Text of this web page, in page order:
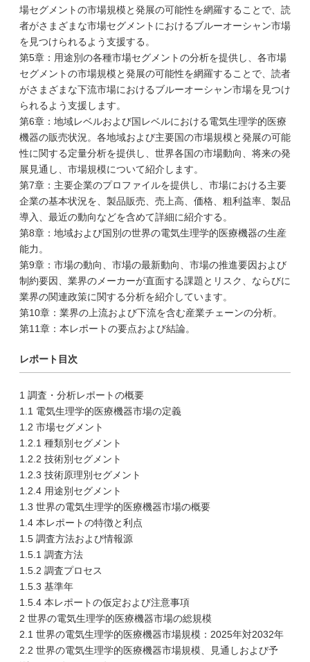
場セグメントの市場規模と発展の可能性を網羅することで、読
者がさまざまな市場セグメントにおけるブルーオーシャン市場
を見つけられるよう支援する。
第5章：用途別の各種市場セグメントの分析を提供し、各市場
セグメントの市場規模と発展の可能性を網羅することで、読者
がさまざまな下流市場におけるブルーオーシャン市場を見つけ
られるよう支援します。
第6章：地域レベルおよび国レベルにおける電気生理学的医療
機器の販売状況。各地域および主要国の市場規模と発展の可能
性に関する定量分析を提供し、世界各国の市場動向、将来の発
展見通し、市場規模について紹介します。
第7章：主要企業のプロファイルを提供し、市場における主要
企業の基本状況を、製品販売、売上高、価格、粗利益率、製品
導入、最近の動向などを含めて詳細に紹介する。
第8章：地域および国別の世界の電気生理学的医療機器の生産
能力。
第9章：市場の動向、市場の最新動向、市場の推進要因および
制約要因、業界のメーカーが直面する課題とリスク、ならびに
業界の関連政策に関する分析を紹介しています。
第10章：業界の上流および下流を含む産業チェーンの分析。
第11章：本レポートの要点および結論。
レポート目次
1 調査・分析レポートの概要
1.1 電気生理学的医療機器市場の定義
1.2 市場セグメント
1.2.1 種類別セグメント
1.2.2 技術別セグメント
1.2.3 技術原理別セグメント
1.2.4 用途別セグメント
1.3 世界の電気生理学的医療機器市場の概要
1.4 本レポートの特徴と利点
1.5 調査方法および情報源
1.5.1 調査方法
1.5.2 調査プロセス
1.5.3 基準年
1.5.4 本レポートの仮定および注意事項
2 世界の電気生理学的医療機器市場の総規模
2.1 世界の電気生理学的医療機器市場規模：2025年対2032年
2.2 世界の電気生理学的医療機器市場規模、見通しおよび予